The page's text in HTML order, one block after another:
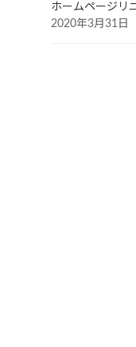
ホームページリ
2020年3月31日